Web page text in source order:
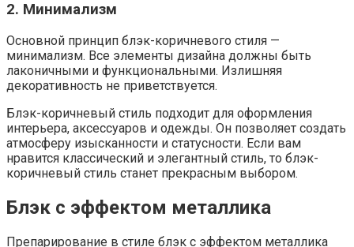
2. Минимализм
Основной принцип блэк-коричневого стиля —
минимализм. Все элементы дизайна должны быть
лаконичными и функциональными. Излишняя
декоративность не приветствуется.
Блэк-коричневый стиль подходит для оформления
интерьера, аксессуаров и одежды. Он позволяет создать
атмосферу изысканности и статусности. Если вам
нравится классический и элегантный стиль, то блэк-
коричневый стиль станет прекрасным выбором.
Блэк с эффектом металлика
Препарирование в стиле блэк с эффектом металлика